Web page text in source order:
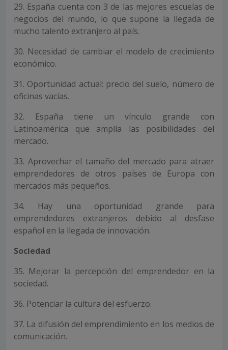
29. España cuenta con 3 de las mejores escuelas de
negocios del mundo, lo que supone la llegada de
mucho talento extranjero al país.
30. Necesidad de cambiar el modelo de crecimiento
económico.
31. Oportunidad actual: precio del suelo, número de
oficinas vacías.
32. España tiene un vínculo grande con
Latinoamérica que amplía las posibilidades del
mercado.
33. Aprovechar el tamaño del mercado para atraer
emprendedores de otros países de Europa con
mercados más pequeños.
34. Hay una oportunidad grande para
emprendedores extranjeros debido al desfase
español en la llegada de innovación.
Sociedad
35. Mejorar la percepción del emprendedor en la
sociedad.
36. Potenciar la cultura del esfuerzo.
37. La difusión del emprendimiento en los medios de
comunicación.